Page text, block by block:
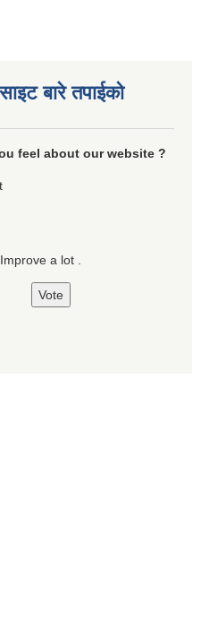
बारे तपाईको
feel about our website ?
a lot .